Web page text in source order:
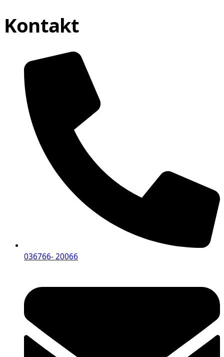
Kontakt
036766- 20066